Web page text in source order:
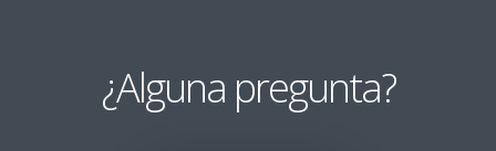
¿Alguna pregunta?